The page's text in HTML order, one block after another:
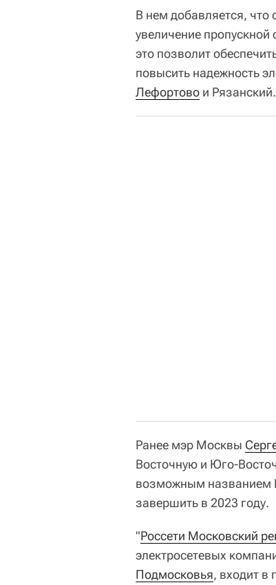
В нем добавляется, что
увеличение пропускной
это позволит
повысить надежность
Лефортово и Рязанский.
Ранее мэр Москвы
Восточную и Юго-
возможным названием
завершить в 2023 году.
"Россети Московский
электросетевых
Подмосковья, входит в